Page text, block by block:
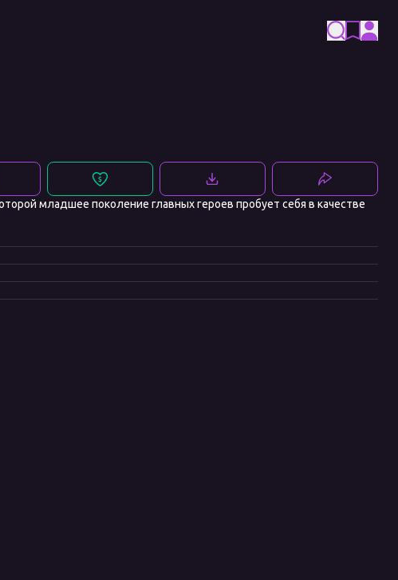
младшее поколение главных героев пробует себя в качестве